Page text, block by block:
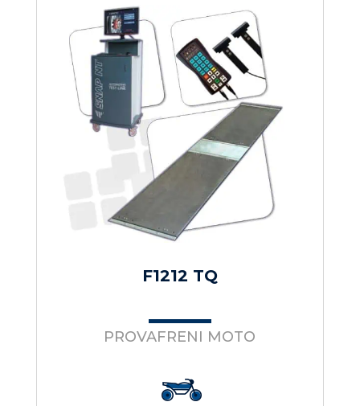
F1212 TQ
PROVAFRENI MOTO